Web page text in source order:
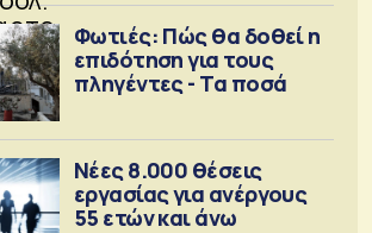
Φωτιές: Πώς θα δοθεί η
επιδότηση για τους
πληγέντες - Τα ποσά
Νέες 8.000 θέσεις
εργασίας για ανέργους
55 ετών και άνω